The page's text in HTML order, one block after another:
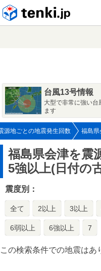
台風13号情報
大型で非常に強い
ます
源地ごとの地震発生回数 福島県
福島県会津を震
5強以上(日付の
震度別：
全て 2以上 3以上
6弱以上 6強以上 7
この検索条件での地震はあ